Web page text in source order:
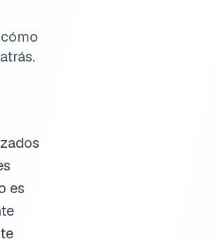
es